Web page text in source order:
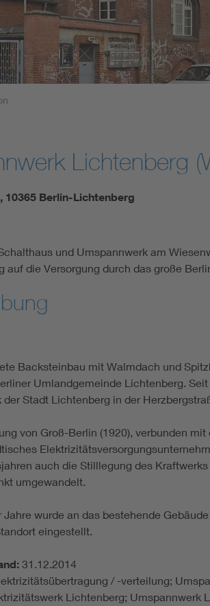
Lichtenberg
10365 Berlin-Lichtenberg
und Umspannwerk am
auf die Versorgung durch das große
Backsteinbau mit Walmdach und
Umlandgemeinde Lichtenberg.
Stadt Lichtenberg in der
von Groß-Berlin (1920), verbunden
auch die Stilllegung des
umgewandelt.
Jahre wurde an das bestehende
eingestellt.
31.12.2014
/ -verteilung;
Lichtenberg; Umspannwerk